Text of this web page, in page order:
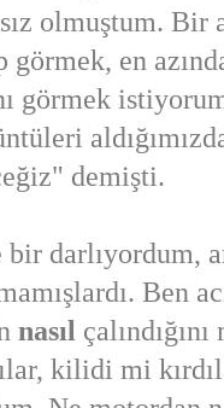
olmuştum.
görmek, en
görmek
demişti.
darlıyordum,
Ben
nasıl
kilidi mi